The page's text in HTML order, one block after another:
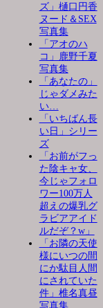
ズ」樋口円香
ヌード＆SEX
写真集
「アオのハ
コ」鹿野千夏
写真集
「あなたの」
じゃダメみた
い…
「いちばん長
い日」シリー
ズ
「お前がフっ
た陰キャ女、
今じゃフォロ
ワー100万人
超えの爆乳グ
ラビアアイド
ルだぞ？w」
「お隣の天使
様にいつの間
にか駄目人間
にされていた
件」椎名真昼
写真集